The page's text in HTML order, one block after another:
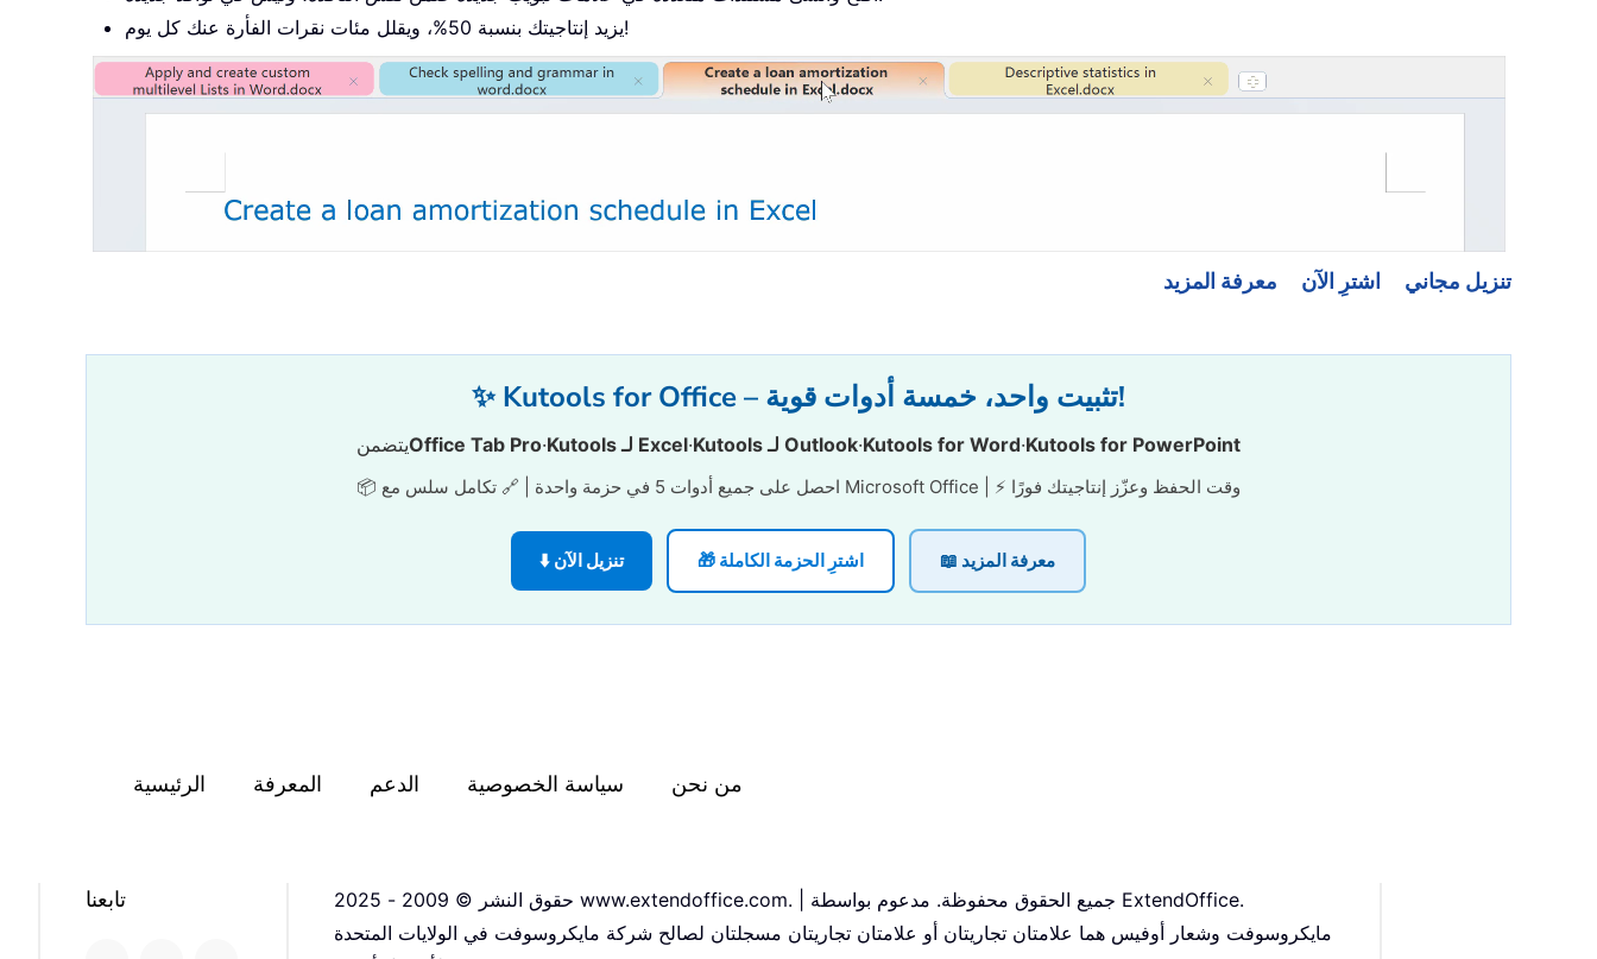
يزيد إنتاجيتك بنسبة 50%، ويقلل مئات نقرات الفأرة عنك كل يوم!
تنزيل مجاني اشترِ الآن معرفة المزيد
✨ Kutools for Office – تثبيت واحد، خمسة أدوات قوية!
يتضمنOffice Tab Pro· Kutools لـ Excel· Kutools لـ Outlook·Kutools for Word·Kutools for PowerPoint
📦 احصل على جميع أدوات 5 في حزمة واحدة | 🔗 تكامل سلس مع Microsoft Office | ⚡ وقت الحفظ وعزّز إنتاجيتك فورًا
⬇️ تنزيل الآن 🎁 اشترِ الحزمة الكاملة 📖 معرفة المزيد
الرئيسية المعرفة الدعم سياسة الخصوصية من نحن
تابعنا
حقوق النشر © 2009 - 2025 www.extendoffice.com. | جميع الحقوق محفوظة. مدعوم بواسطة ExtendOffice.
مايكروسوفت وشعار أوفيس هما علامتان تجاريتان أو علامتان تجاريتان مسجلتان لصالح شركة مايكروسوفت في الولايات المتحدة